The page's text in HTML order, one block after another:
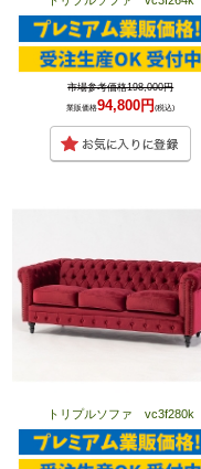
市場参考価格198,000円
業販価格94,800円(税込)
トリプルソファ vc3f280k